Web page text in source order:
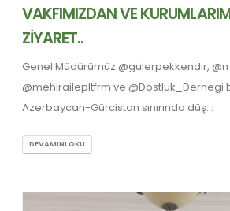
VAKFIMIZDAN VE
ZİYARET..
Genel Müdürümüz @gulerpekkendir,
@mehirailepltfrm ve @Dostluk_Dernegi
Azerbaycan-Gürcistan sınırında düş...
DEVAMINI OKU